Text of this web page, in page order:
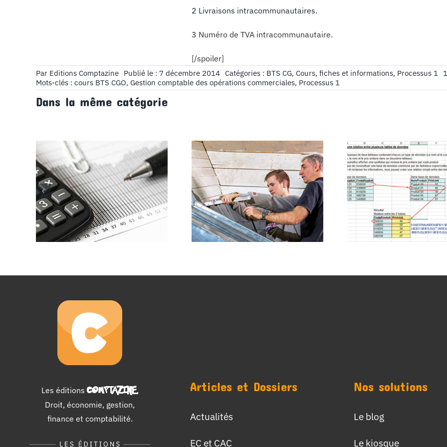
2 Livraisons intracommunautaires.
3 Numéro de TVA intracommunautaire.
[/spoiler]
Par Editions Comptazine Publié le : 7 décembre 2014 Catégories : BTS CG, Cours, fiches et informations, Processus 1
Mots-clés : cours BTS CGO, Gestion comptable des opérations commerciales, Processus 1
Dans la même catégorie
Les soldes
intermédiaires de
gestion
Déroulement d’un
stage
Le salarié doit être
polyvalent
Les éditions COMPTAZINE.
Droit, économie, gestion,
finance et comptabilité.
Articles et Dossiers
Actualités
EC et CAC
Nos solutions
Le blog
Le kiosque